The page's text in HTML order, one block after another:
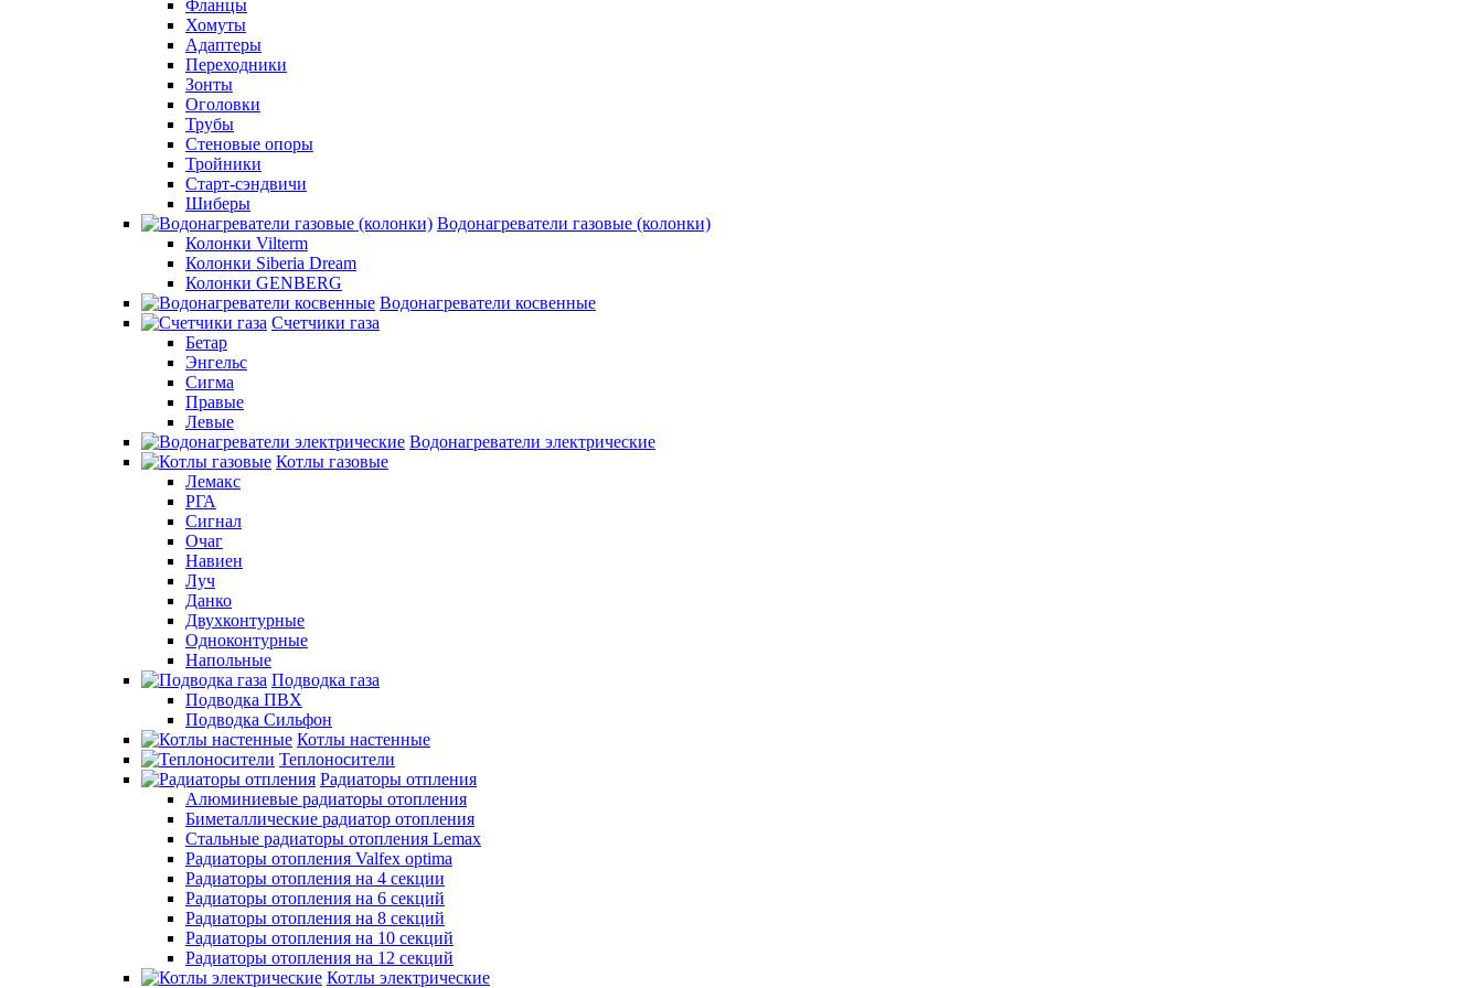
Фланцы
Хомуты
Адаптеры
Переходники
Зонты
Оголовки
Трубы
Стеновые опоры
Тройники
Старт-сэндвичи
Шиберы
Водонагреватели газовые (колонки)
Колонки Vilterm
Колонки Siberia Dream
Колонки GENBERG
Водонагреватели косвенные
Счетчики газа
Бетар
Энгельс
Сигма
Правые
Левые
Водонагреватели электрические
Котлы газовые
Лемакс
РГА
Сигнал
Очаг
Навиен
Луч
Данко
Двухконтурные
Одноконтурные
Напольные
Подводка газа
Подводка ПВХ
Подводка Сильфон
Котлы настенные
Теплоносители
Радиаторы отпления
Алюминиевые радиаторы отопления
Биметаллические радиатор отопления
Стальные радиаторы отопления Lemax
Радиаторы отопления Valfex optima
Радиаторы отопления на 4 секции
Радиаторы отопления на 6 секций
Радиаторы отопления на 8 секций
Радиаторы отопления на 10 секций
Радиаторы отопления на 12 секций
Котлы электрические